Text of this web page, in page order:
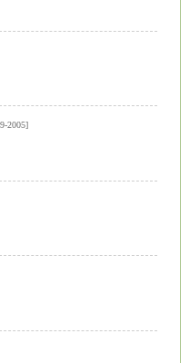
2005]